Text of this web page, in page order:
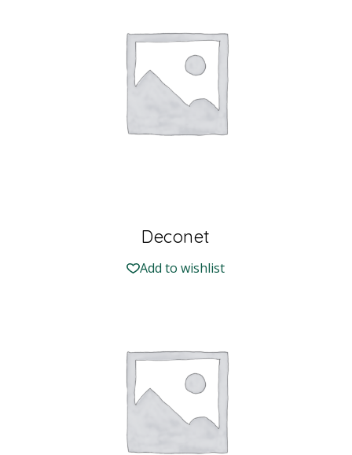
Deconet
Add to wishlist